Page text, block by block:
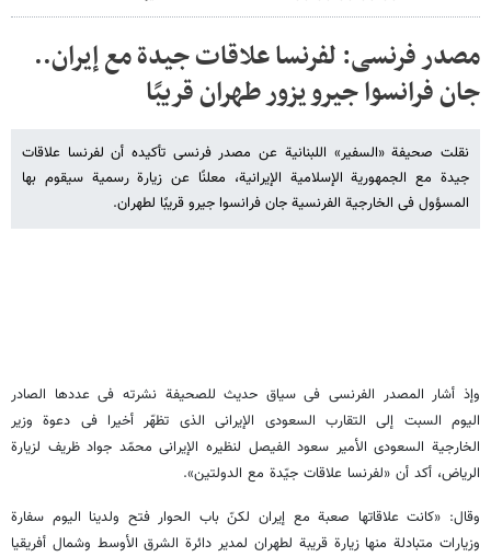
مصدر فرنسی: لفرنسا علاقات جیدة مع إیران..
جان فرانسوا جیرو یزور طهران قریبًا
نقلت صحیفة «السفیر» اللبنانیة عن مصدر فرنسی تأکیده أن لفرنسا علاقات
جیدة مع الجمهوریة الإسلامیة الإیرانیة، معلنًا عن زیارة رسمیة سیقوم بها
المسؤول فی الخارجیة الفرنسیة جان فرانسوا جیرو قریبًا لطهران.
وإذ أشار المصدر الفرنسی فی سیاق حدیث للصحیفة نشرته فی عددها الصادر
الیوم السبت إلی التقارب السعودی الإیرانی الذی تظهّر أخیرا فی دعوة وزیر
الخارجیة السعودی الأمیر سعود الفیصل لنظیره الإیرانی محمّد جواد ظریف لزیارة
الریاض، أکد أن «لفرنسا علاقات جیّدة مع الدولتین».
وقال: «کانت علاقاتها صعبة مع إیران لکنّ باب الحوار فتح ولدینا الیوم سفارة
وزیارات متبادلة منها زیارة قریبة لطهران لمدیر دائرة الشرق الأوسط وشمال أفریقیا